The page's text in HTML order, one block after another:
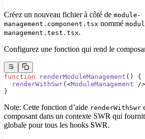
Créez un nouveau fichier à côté de module-
management.component.tsx nommé
management.test.tsx.
Configurez une fonction qui rend le
function renderModuleManagement () {
  renderWithSwr
(<ModuleManagement /
}
Note: Cette fonction d’aide renderWithSwr
composant dans un contexte SWR qui
globale pour tous les hooks SWR.